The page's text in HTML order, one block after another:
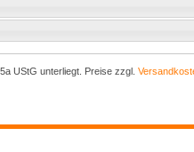
UStG unterliegt. Preise zzgl.